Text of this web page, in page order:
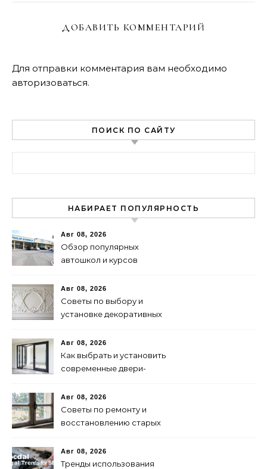
ДОБАВИТЬ КОММЕНТАРИЙ
Для отправки комментария вам необходимо
авторизоваться.
ПОИСК ПО САЙТУ
НАБИРАЕТ ПОПУЛЯРНОСТЬ
Авг 08, 2026
Обзор популярных
автошкол и курсов
Авг 08, 2026
Советы по выбору и
установке декоративных
Авг 08, 2026
Как выбрать и установить
современные двери-
рекомендации
Авг 08, 2026
Советы по ремонту и
восстановлению старых
Авг 08, 2026
Тренды использования